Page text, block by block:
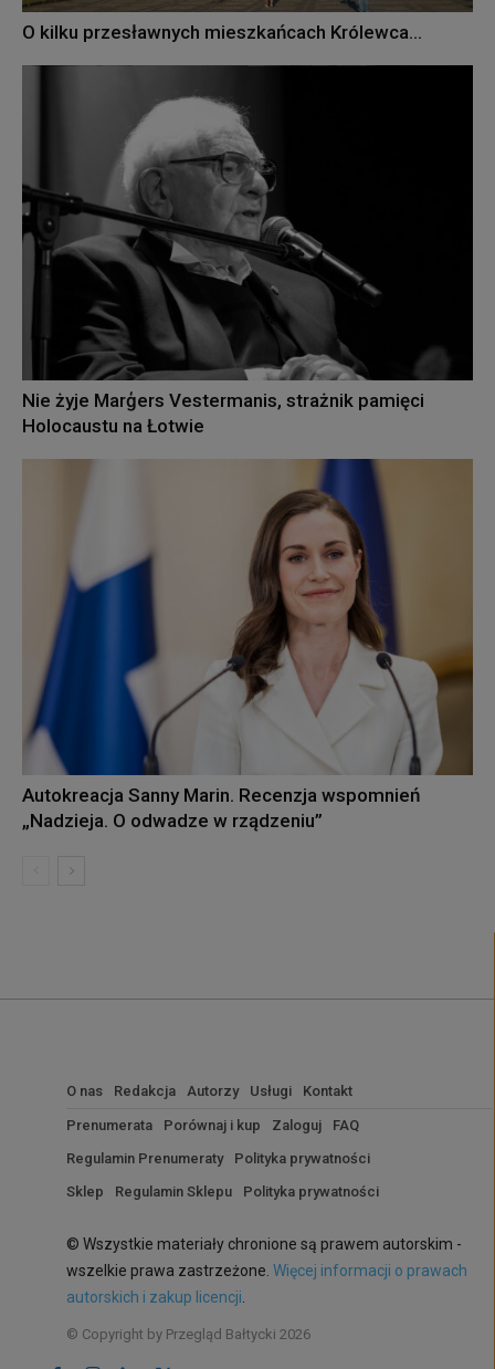
O kilku przesławnych mieszkańcach Królewca…
Nie żyje Marģers Vestermanis, strażnik pamięci
Holocaustu na Łotwie
Autokreacja Sanny Marin. Recenzja wspomnień
„Nadzieja. O odwadze w rządzeniu”
O nas Redakcja Autorzy Usługi Kontakt
Prenumerata Porównaj i kup Zaloguj
FAQ
Regulamin Prenumeraty
Polityka prywatności
Sklep
Regulamin Sklepu Polityka prywatności
© Wszystkie materiały chronione są prawem autorskim -
wszelkie prawa zastrzeżone. Więcej informacji o prawach
autorskich i zakup licencji
© Copyright by Przegląd Bałtycki 2026